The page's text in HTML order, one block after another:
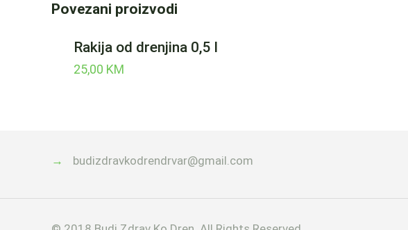
Povezani proizvodi
Rakija od drenjina 0,5 l
25,00 KM
→ budizdravkodrendrvar@gmail.com